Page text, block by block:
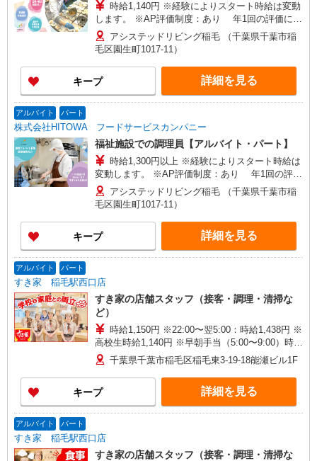
時給1,140円 ※経験によりスタート時給は変動
します。 ※AP評価制度：あり 年1回の評価によ
り時給を見直します。 ※アルバイト賞与（寸
志）：あり 年2回。勤続年数により金額UP。
アシステッドリビング稲毛 （千葉県千葉市稲
毛区園生町1017-11）
キープ 詳細を見る
アルバイト パート
株式会社HITOWA フードサービスカンパニー
福祉施設での調理員【アルバイト・パート】
時給1,300円以上 ※経験によりスタート時給は
変動します。 ※AP評価制度：あり 年1回の評価
により時給を見直します。 ※アルバイト賞与（寸
志）：あり 年2回。勤続年数により金額UP。
アシステッドリビング稲毛 （千葉県千葉市稲
毛区園生町1017-11）
キープ 詳細を見る
アルバイト パート
すき家 稲毛駅西口店
すき家の店舗スタッフ（接客・調理・清掃な
ど）
時給1,150円 ※22:00〜翌5:00：時給1,438円 ※
高校生時給1,140円 ※早朝手当（5:00〜9:00）時給
＋150円
千葉県千葉市稲毛区稲毛東3-19-18能瀬ビル1F
キープ 詳細を見る
アルバイト パート
すき家 稲毛駅西口店
すき家の店舗スタッフ（接客・調理・清掃な